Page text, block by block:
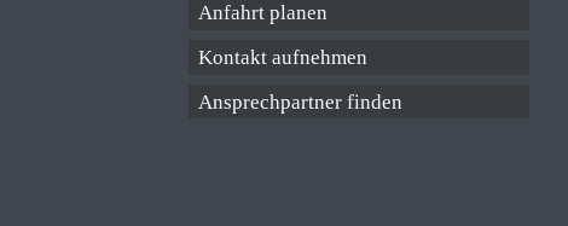
Anfahrt planen
Kontakt aufnehmen
Ansprechpartner finden